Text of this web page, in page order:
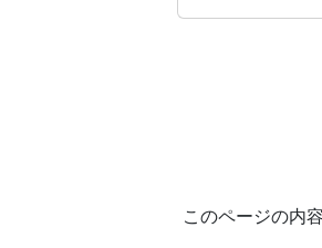
このページの内